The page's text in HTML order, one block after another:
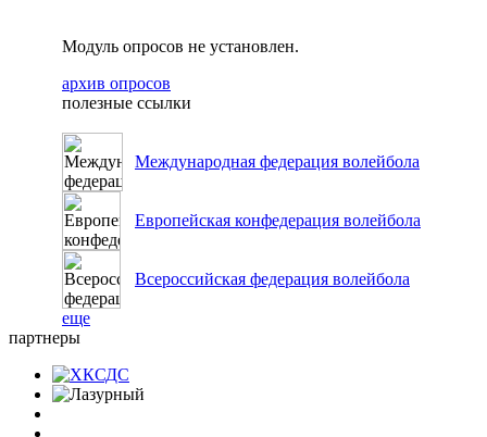
Модуль опросов не установлен.
архив опросов
полезные ссылки
Международная федерация волейбола
Европейская конфедерация волейбола
Всероссийская федерация волейбола
еще
партнеры